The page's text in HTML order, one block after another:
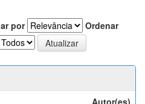
por
Ordenar
Autor(es)